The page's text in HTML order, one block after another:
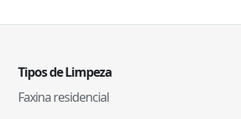
Tipos de Limpeza
Faxina residencial